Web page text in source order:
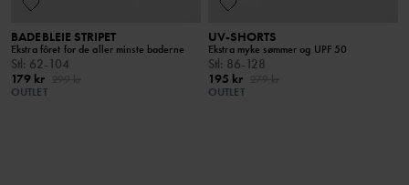
BADEBLEIE STRIPET
Ekstra fôret for de aller minste baderne
Stl: 62-104
179 kr
OUTLET
UV-SHORTS
Ekstra myke sømmer og UPF 50
Stl: 86-128
195 kr
OUTLET